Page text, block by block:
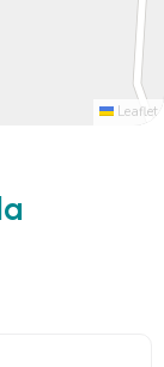
Leaflet